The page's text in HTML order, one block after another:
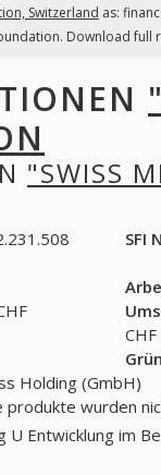
Switzerland as:
Download full
"SWISS
SFI
CHF
Holding (GmbH)
wurden
U Entwicklung im